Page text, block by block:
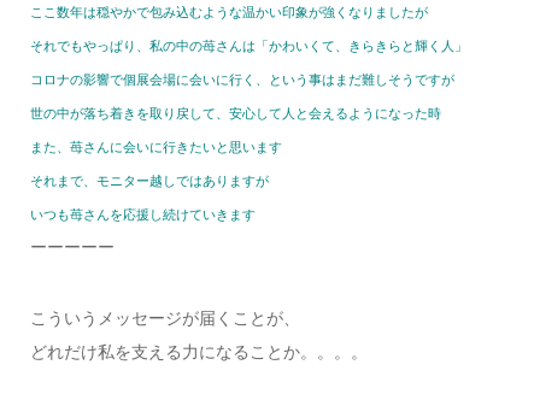
ここ数年は穏やかで包み込むような温かい印象が強くなりましたが
それでもやっぱり、私の中の苺さんは「かわいくて、きらきらと輝く人」
コロナの影響で個展会場に会いに行く、という事はまだ難しそうですが
世の中が落ち着きを取り戻して、安心して人と会えるようになった時
また、苺さんに会いに行きたいと思います
それまで、モニター越しではありますが
いつも苺さんを応援し続けていきます
ーーーーー
こういうメッセージが届くことが、
どれだけ私を支える力になることか。。。。